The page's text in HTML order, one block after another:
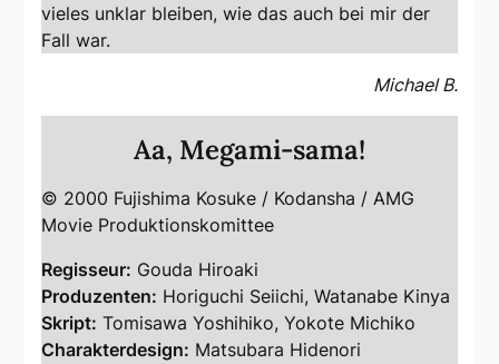
vieles unklar bleiben, wie das auch bei mir der
Fall war.
Michael B.
Aa, Megami-sama!
© 2000 Fujishima Kosuke / Kodansha / AMG
Movie Produktionskomittee
Regisseur: Gouda Hiroaki
Produzenten: Horiguchi Seiichi, Watanabe Kinya
Skript: Tomisawa Yoshihiko, Yokote Michiko
Charakterdesign: Matsubara Hidenori